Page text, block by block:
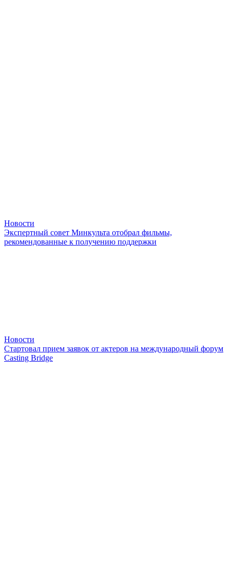
Новости
Экспертный совет Минкульта отобрал фильмы,
рекомендованные к получению поддержки
Новости
Стартовал прием заявок от актеров на международный форум
Casting Bridge